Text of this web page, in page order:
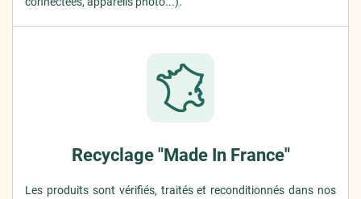
Recyclage "Made In France"
Les produits sont vérifiés, traités et reconditionnés dans nos